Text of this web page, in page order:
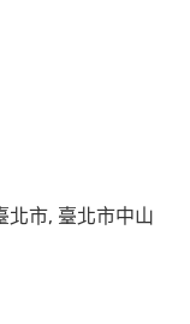
北市, 臺北市中山